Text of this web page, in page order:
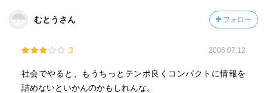
むとうさん フォロー
3 2006.07.12
社会でやると、もうちっとテンポ良くコンパクトに情報を
詰めないといかんのかもしれんな。